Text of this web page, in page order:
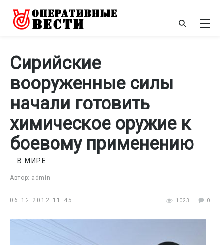
Сирийские
вооруженные силы
начали готовить
химическое оружие к
боевому применению
Автор: admin
В МИРЕ
06.12.2012 11:45 1023 0